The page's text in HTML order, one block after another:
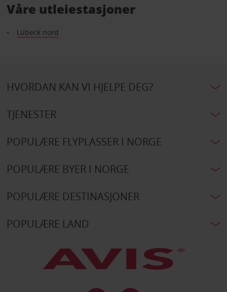
Våre utleiestasjoner
Lübeck nord
HVORDAN KAN VI HJELPE DEG?
TJENESTER
POPULÆRE FLYPLASSER I NORGE
POPULÆRE BYER I NORGE
POPULÆRE DESTINASJONER
POPULÆRE LAND